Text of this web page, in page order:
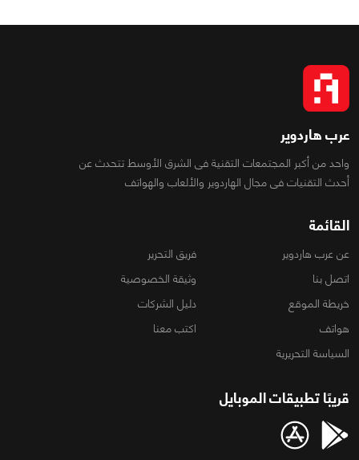
عرب هاردوير
واحد من أكبر المجتمعات التقنية فى الشرق الأوسط تتحدث عن
أحدث التقنيات فى مجال الهاردوير والألعاب والهواتف
القائمة
عن عرب هاردوير
فريق التحرير
اتصل بنا
وثيقة الخصوصية
خريطة الموقع
دليل الشركات
هواتف
اكتب معنا
السياسة التحريرية
قريبًا تطبيقات الموبايل